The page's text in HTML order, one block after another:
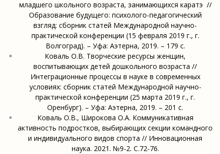
младшего школьного возраста, занимающихся каратэ //
Образование будущего: психолого-педагогический
взгляд: сборник статей Международной научно-
практической конференции (15 февраля 2019 г., г.
Волгоград). – Уфа: Аэтерна, 2019. – 179 с.
Коваль О.В. Творческие ресурсы женщин,
воспитывающих детей дошкольного возраста //
Интеграционные процессы в науке в современных
условиях: сборник статей Международной научно-
практической конференции (25 марта 2019 г., г.
Оренбург). – Уфа: Аэтерна, 2019. – 201 с.
Коваль О.В., Широкова О.А. Коммуникативная
активность подростков, выбирающих секции командного
и индивидуального видов спорта // Инновационная
наука. 2021. №9-2. С.72-76.